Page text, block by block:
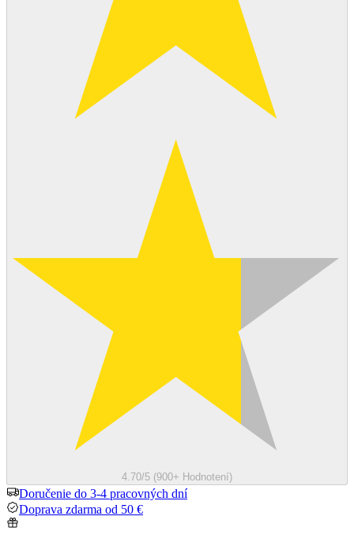
4.70/5 (900+ Hodnotení)
Doručenie do 3-4 pracovných dní
Doprava zdarma od 50 €